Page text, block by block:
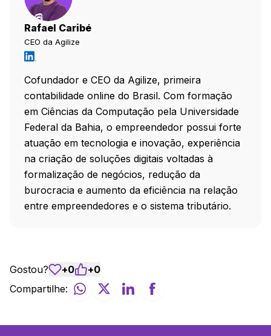
Rafael Caribé
CEO da Agilize
Cofundador e CEO da Agilize, primeira
contabilidade online do Brasil. Com formação
em Ciências da Computação pela Universidade
Federal da Bahia, o empreendedor possui forte
atuação em tecnologia e inovação, experiência
na criação de soluções digitais voltadas à
formalização de negócios, redução da
burocracia e aumento da eficiência na relação
entre empreendedores e o sistema tributário.
Gostou? +0 +0
Compartilhe: